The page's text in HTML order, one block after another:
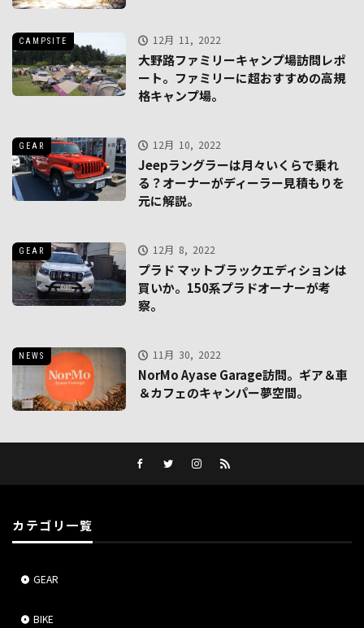
12月 11, 2022
CAMPSITE
大野路ファミリーキャンプ場訪問レポ
ート。ファミリーに超おすすめの高規
格キャンプ場。
12月 10, 2022
GEAR
Jeepラングラーは月々いくらで乗れ
る？オーナーがディーラー見積もりを
元に解説。
12月 8, 2022
GEAR
プラド マットブラックエディションは
買いか。150系プラドオーナーが考
察。
11月 30, 2022
NEWS
NorMo Ayase Garage訪問。ギア＆車
＆カフェのキャンパー夢空間。
カテゴリ一覧
GEAR
BIKE